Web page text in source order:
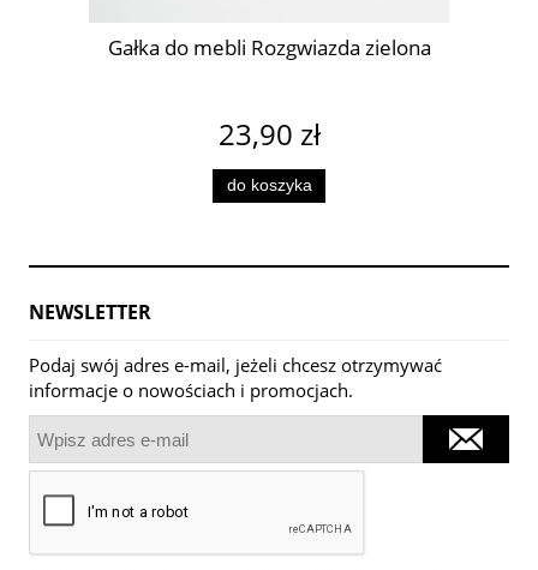
Gałka do mebli Rozgwiazda zielona
23,90 zł
do koszyka
NEWSLETTER
Podaj swój adres e-mail, jeżeli chcesz otrzymywać
informacje o nowościach i promocjach.